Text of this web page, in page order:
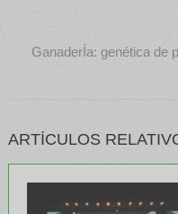
GanaderÍa: genética de
ARTÍCULOS